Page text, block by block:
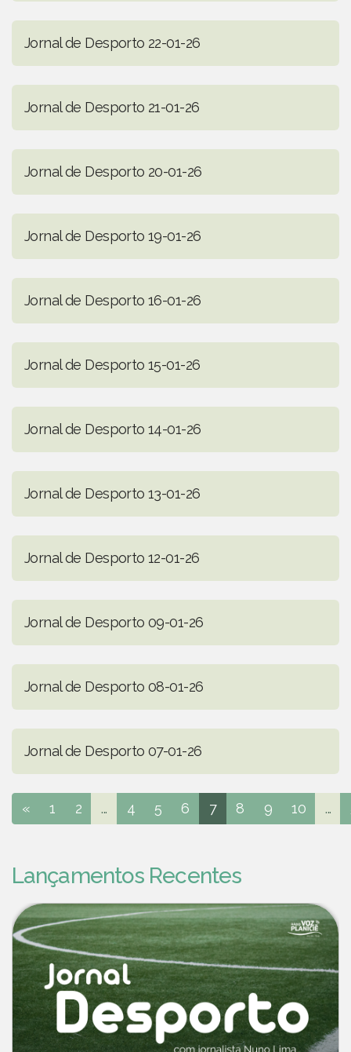
Jornal de Desporto 22-01-26
Jornal de Desporto 21-01-26
Jornal de Desporto 20-01-26
Jornal de Desporto 19-01-26
Jornal de Desporto 16-01-26
Jornal de Desporto 15-01-26
Jornal de Desporto 14-01-26
Jornal de Desporto 13-01-26
Jornal de Desporto 12-01-26
Jornal de Desporto 09-01-26
Jornal de Desporto 08-01-26
Jornal de Desporto 07-01-26
« 1 2 ... 4 5 6 7 8 9 10 ...
Lançamentos Recentes